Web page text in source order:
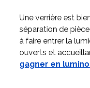
Une verrière est
séparation de
à faire entrer la
ouverts et
gagner en